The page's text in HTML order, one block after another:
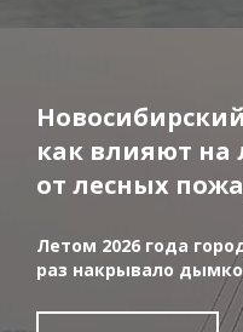
как влияют на
от лесных
Летом 2026 года
раз накрывало